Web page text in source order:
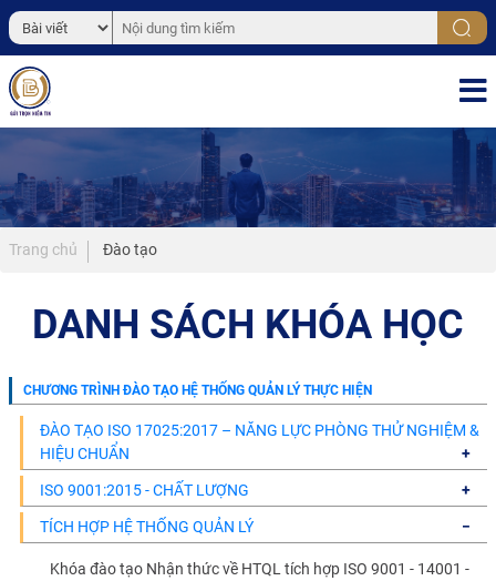
Trang chủ Đào tạo
DANH SÁCH KHÓA HỌC
CHƯƠNG TRÌNH ĐÀO TẠO HỆ THỐNG QUẢN LÝ THỰC HIỆN
ĐÀO TẠO ISO 17025:2017 – NĂNG LỰC PHÒNG THỬ NGHIỆM &
HIỆU CHUẨN
ISO 9001:2015 - CHẤT LƯỢNG
TÍCH HỢP HỆ THỐNG QUẢN LÝ
Khóa đào tạo Nhận thức về HTQL tích hợp ISO 9001 - 14001 -